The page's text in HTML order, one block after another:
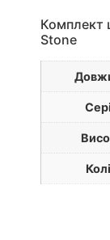
Комплект
Stone